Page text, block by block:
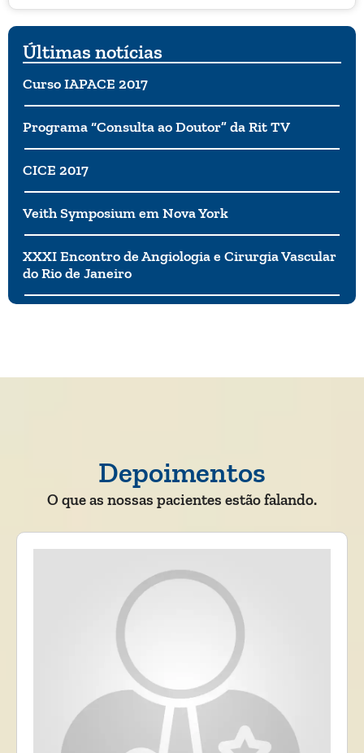
cuidado com fake news. Um recente estudo
realizado com mais de 10.000 pessoas avaliou o
efeito geral da suplementação de vitamina D sobre
o risco de infecção aguda do trato respiratório e
tentou identificar os fatores que modificam esse
Últimas notícias
Curso IAPACE 2017
Programa “Consulta ao Doutor” da Rit TV
CICE 2017
Veith Symposium em Nova York
XXXI Encontro de Angiologia e Cirurgia Vascular
do Rio de Janeiro
Depoimentos
O que as nossas pacientes estão falando.